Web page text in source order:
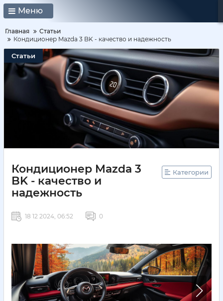
Меню
Главная
Статьи
Кондиционер Mazda 3 BK - качество и надежность
Статьи
Кондиционер Mazda 3
BK - качество и
надежность
Категории
18 12 2024, 06:52 0